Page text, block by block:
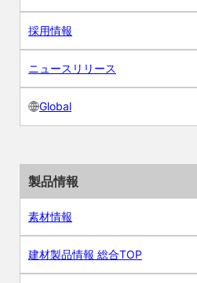
採用情報
ニュースリリース
Global
製品情報
素材情報
建材製品情報 総合TOP